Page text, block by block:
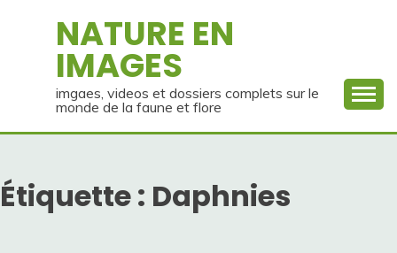
NATURE EN
IMAGES
imgaes, videos et dossiers complets sur le
monde de la faune et flore
Étiquette : Daphnies